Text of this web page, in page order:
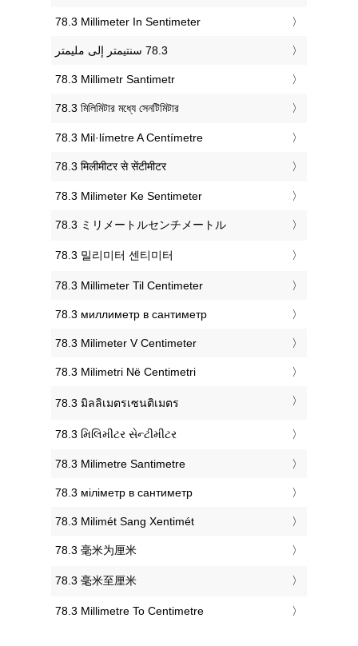
‎78.3 Millimeter In Sentimeter
‎78.3 Millimetr Santimetr
‎78.3 মিলিমিটার মধ্যে সেনটিমিটার
‎78.3 Mil·límetre A Centímetre
‎78.3 मिलीमीटर से सेंटीमीटर
‎78.3 Milimeter Ke Sentimeter
‎78.3 ミリメートルセンチメートル
‎78.3 밀리미터 센티미터
‎78.3 Millimeter Til Centimeter
‎78.3 миллиметр в сантиметр
‎78.3 Milimeter V Centimeter
‎78.3 Milimetri Në Centimetri
‎78.3 มิลลิเมตรเซนติเมตร
‎78.3 મિલિમીટર સેન્ટીમીટર
‎78.3 Milimetre Santimetre
‎78.3 міліметр в сантиметр
‎78.3 Milimét Sang Xentimét
‎78.3 毫米为厘米
‎78.3 毫米至厘米
‎78.3 Millimetre To Centimetre